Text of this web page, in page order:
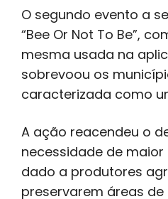
O segundo evento a
“Bee Or Not To Be”,
mesma usada na
sobrevoou os
caracterizada como
A ação reacendeu o
necessidade de
dado a produtores
preservarem áreas